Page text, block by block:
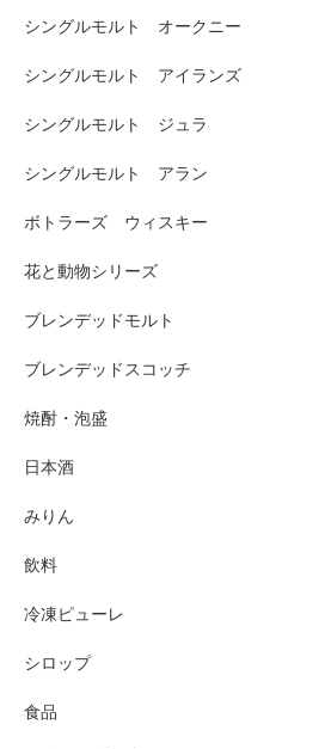
シングルモルト オークニー
シングルモルト アイランズ
シングルモルト ジュラ
シングルモルト アラン
ボトラーズ ウィスキー
花と動物シリーズ
ブレンデッドモルト
ブレンデッドスコッチ
焼酎・泡盛
日本酒
みりん
飲料
冷凍ピューレ
シロップ
食品